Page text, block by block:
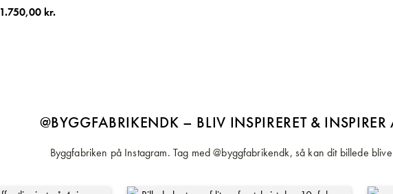
både til montering og som
1.750,00 kr.
@BYGGFABRIKENDK – BLIV INSPIRERET & INSPIRER
Byggfabriken på Instagram. Tag med @byggfabrikendk, så kan dit billede